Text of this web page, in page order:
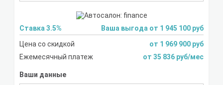
Ставка 3.5%
Ваша выгода от 1 945 100 руб
Цена со скидкой
от 1 969 900 руб
Ежемесячный платеж
от 35 836 руб/мес
Ваши данные